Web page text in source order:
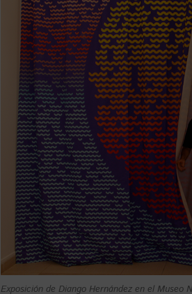
Exposición de Diango Hernández en el